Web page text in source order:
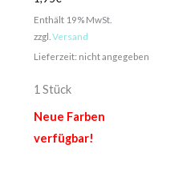
Enthält 19% MwSt.
zzgl. Versand
Lieferzeit: nicht angegeben
1 Stück
Neue Farben
verfügbar!